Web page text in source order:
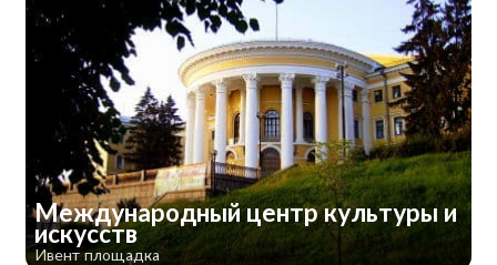
Международный центр культуры и
искусств
Ивент площадка